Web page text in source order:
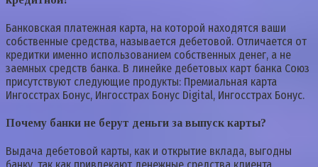
Банковская платежная карта, на которой находятся ваши
собственные средства, называется дебетовой. Отличается от
кредитки именно использованием собственных денег, а не
заемных средств банка. В линейке дебетовых карт банка Союз
присутствуют следующие продукты: Премиальная карта
Ингосстрах Бонус, Ингосстрах Бонус Digital, Ингосстрах Бонус.
Почему банки не берут деньги за выпуск карты?
Выдача дебетовой карты, как и открытие вклада, выгодны